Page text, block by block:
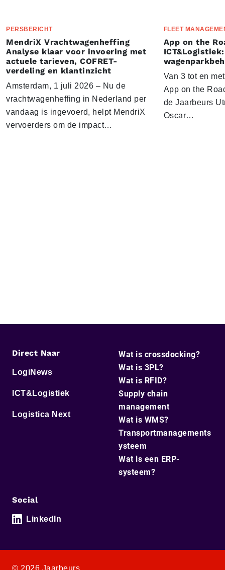
PERSBERICHT
MendriX Vrachtwagenheffing
Analyse klaar voor invoering met
actuele tarieven, COFRET-
verdeling en klantinzicht
Amsterdam, 1 juli 2026 – Nu de
vrachtwagenheffing in Nederland per
vandaag is ingevoerd, helpt MendriX
vervoerders om de impact…
FLEET
App on the
Van 3 tot en
App on the
de Jaarbeurs
Oscar…
Direct Naar
LogiNews
ICT&Logistiek
Logistica Next
Wat is crossdocking?
Wat is 3PL?
Wat is RFID?
Supply chain
management
Wat is WMS?
Transportmanagements
ysteem
Wat is een ERP-
systeem?
Social
LinkedIn